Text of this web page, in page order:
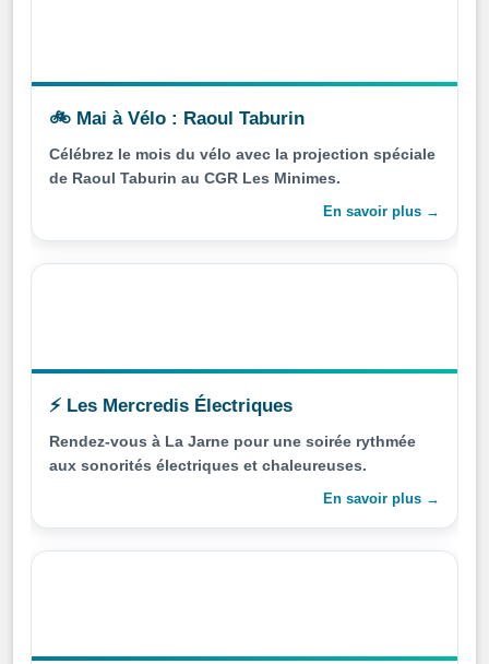
🚲 Mai à Vélo : Raoul Taburin
Célébrez le mois du vélo avec la projection spéciale
de Raoul Taburin au CGR Les Minimes.
En savoir plus →
⚡ Les Mercredis Électriques
Rendez-vous à La Jarne pour une soirée rythmée
aux sonorités électriques et chaleureuses.
En savoir plus →